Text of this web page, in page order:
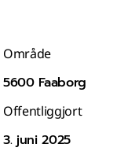
Område
5600 Faaborg
Offentliggjort
3. juni 2025